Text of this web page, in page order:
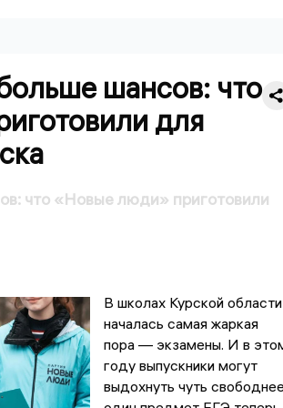
шансов: что
для
что «Новые люди» приготовили
В школах Курской области
началась самая жаркая
пора — экзамены. И в
году выпускники могут
выдохнуть чуть